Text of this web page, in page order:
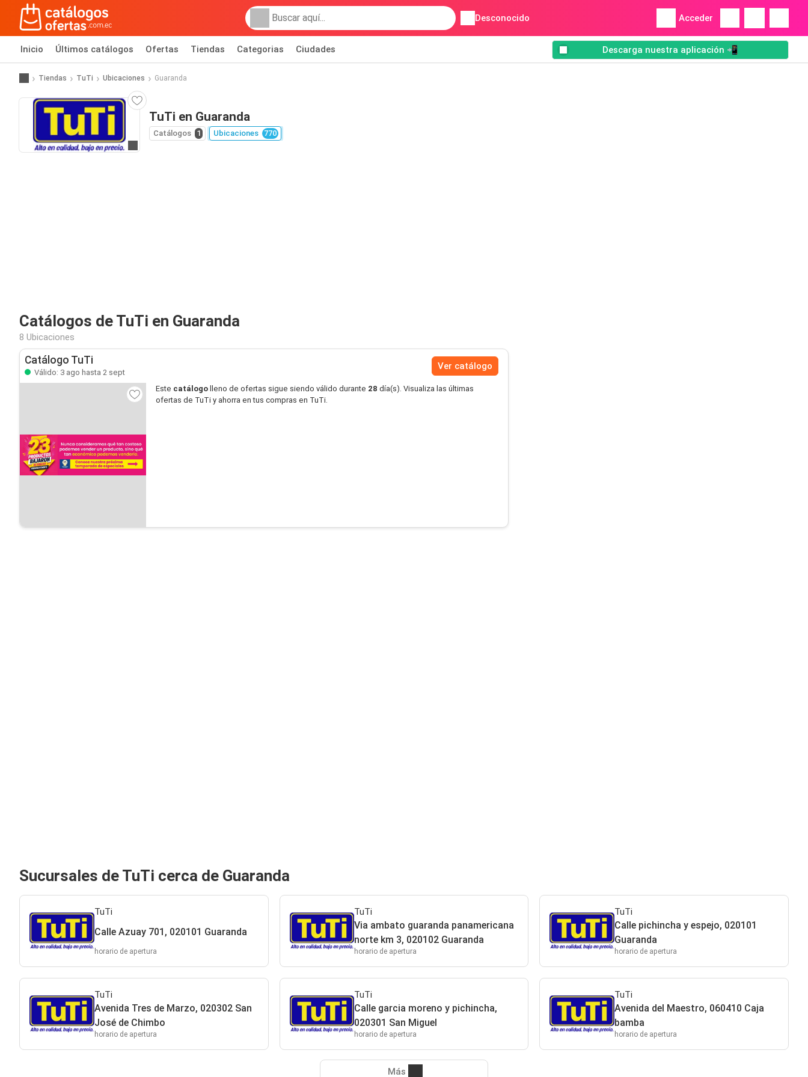
Desconocido Acceder
Inicio Últimos catálogos Ofertas Tiendas Categorias Ciudades Descarga nuestra aplicación 📲
Tiendas TuTi Ubicaciones Guaranda
TuTi en Guaranda
Catálogos 1 Ubicaciones 770
Catálogos de TuTi en Guaranda
8 Ubicaciones
Catálogo TuTi
Válido: 3 ago hasta 2 sept
Ver catálogo
Este catálogo lleno de ofertas sigue siendo válido durante 28 día(s). Visualiza las últimas
ofertas de TuTi y ahorra en tus compras en TuTi.
Sucursales de TuTi cerca de Guaranda
TuTi
Calle Azuay 701, 020101 Guaranda
horario de apertura
TuTi
Via ambato guaranda panamericana
norte km 3, 020102 Guaranda
horario de apertura
TuTi
Calle pichincha y espejo, 020101
Guaranda
horario de apertura
TuTi
Avenida Tres de Marzo, 020302 San
José de Chimbo
horario de apertura
TuTi
Calle garcia moreno y pichincha,
020301 San Miguel
horario de apertura
TuTi
Avenida del Maestro, 060410 Caja
bamba
horario de apertura
Más